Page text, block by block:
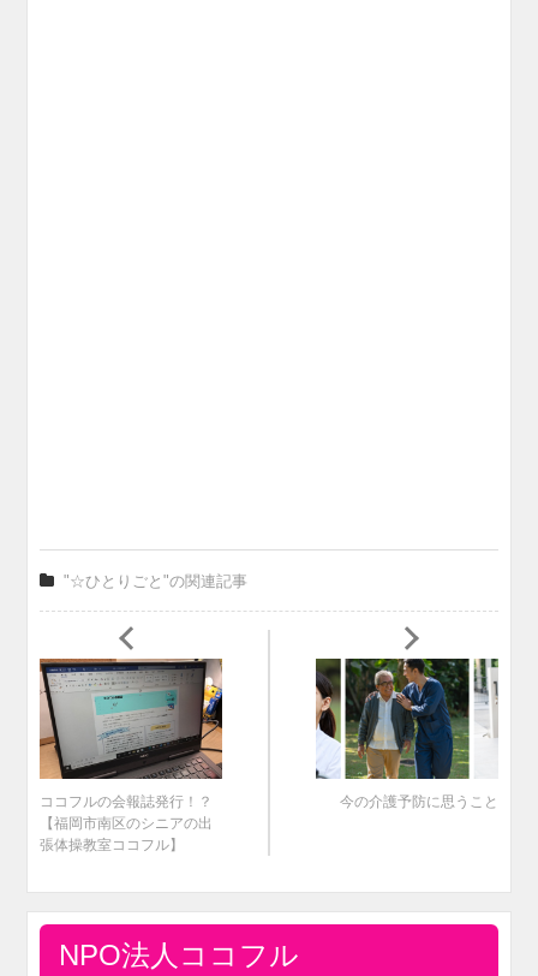
"☆ひとりごと"の関連記事
ココフルの会報誌発行！？
【福岡市南区のシニアの出
張体操教室ココフル】
今の介護予防に思うこと
NPO法人ココフル